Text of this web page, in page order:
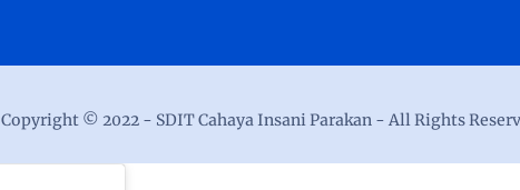
Copyright © 2022 - SDIT Cahaya Insani Parakan - All Rights